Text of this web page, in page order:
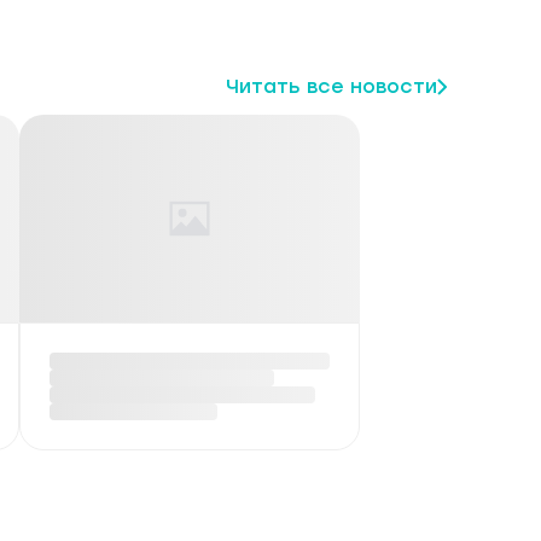
Читать все новости